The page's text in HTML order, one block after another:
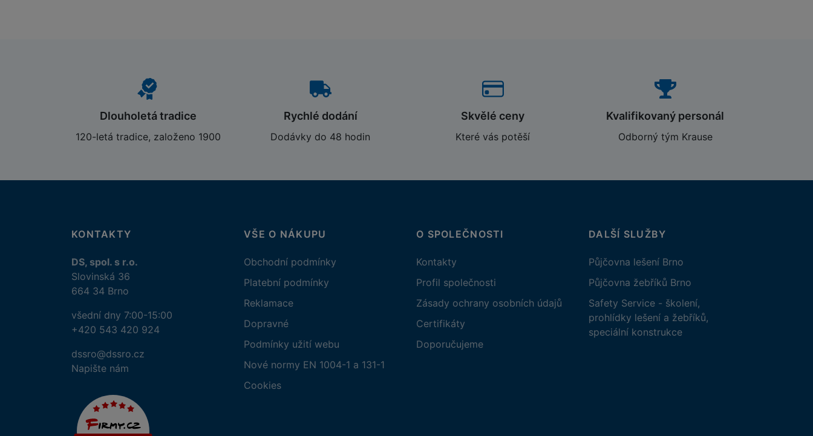
Dlouholetá tradice
120-letá tradice, založeno 1900
Rychlé dodání
Dodávky do 48 hodin
Skvělé ceny
Které vás potěší
Kvalifikovaný personál
Odborný tým Krause
KONTAKTY
DS, spol. s r.o.
Slovinská 36
664 34 Brno
všední dny 7:00-15:00
+420 543 420 924
dssro@dssro.cz
Napište nám
VŠE O NÁKUPU
Obchodní podmínky
Platební podmínky
Reklamace
Dopravné
Podmínky užití webu
Nové normy EN 1004-1 a 131-1
Cookies
O SPOLEČNOSTI
Kontakty
Profil společnosti
Zásady ochrany osobních údajů
Certifikáty
Doporučujeme
DALŠÍ SLUŽBY
Půjčovna lešení Brno
Půjčovna žebříků Brno
Safety Service - školení,
prohlídky lešení a žebříků,
speciální konstrukce